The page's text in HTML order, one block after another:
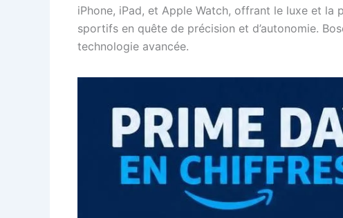
iPhone, iPad, et Apple Watch, offrant le luxe et la
sportifs en quête de précision et d’autonomie.
technologie avancée.